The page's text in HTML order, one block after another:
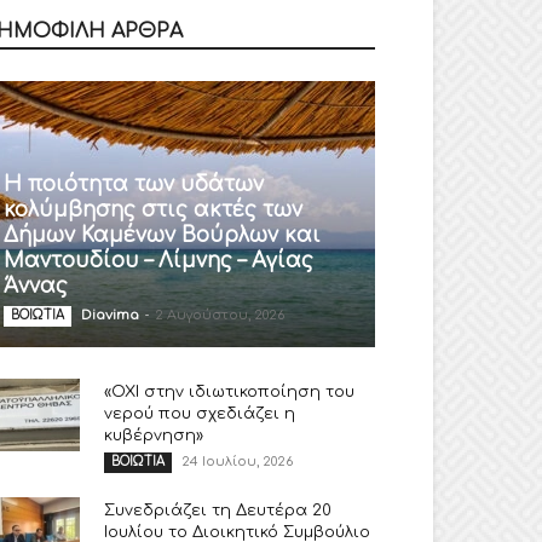
ΑΡΘΡΑ
Η ποιότητα των υδάτων
κολύμβησης στις ακτές των
Δήμων Καμένων Βούρλων και
Μαντουδίου – Λίμνης – Αγίας
Άννας
ΒΟΙΩΤΙΑ Diavima - 2 Αυγούστου, 2026
«ΟΧΙ στην ιδιωτικοποίηση του
νερού που σχεδιάζει η
κυβέρνηση»
ΒΟΙΩΤΙΑ 24 Ιουλίου, 2026
Συνεδριάζει τη Δευτέρα 20
Ιουλίου το Διοικητικό Συμβούλιο